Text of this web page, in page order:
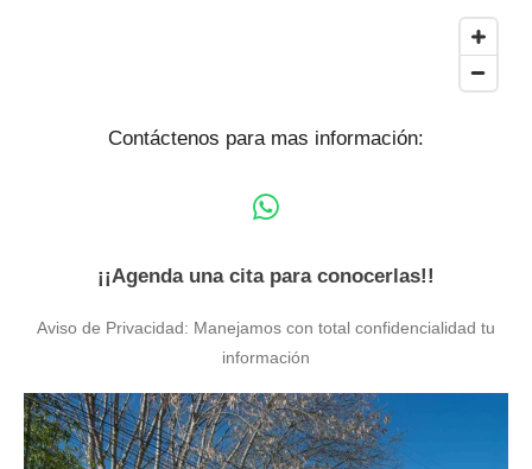
Contáctenos para mas información:
W
a
s
A
p
p
¡¡Agenda una cita para conocerlas!!
Aviso de Privacidad: Manejamos con total confidencialidad tu
información